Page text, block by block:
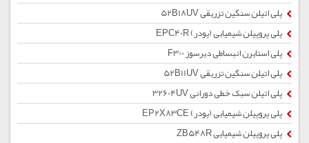
پلی اتیلن سنگین تزریقی 52B18UV
پلی پروپیلن شیمیایی (پودر) EPC40R
پلی استایرن انبساطی دیرسوز F300
پلی اتیلن سنگین تزریقی 52B11UV
پلی اتیلن سبک خطی دورانی 32604UV
پلی پروپیلن شیمیایی (پودر) EP2X83CE
پلی پروپیلن شیمیایی ZB548R